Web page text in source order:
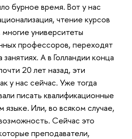
бурное время. Вот у нас
чтение курсов
многие университеты
профессоров, переходят
занятиях. А в Голландии конца
20 лет назад, эти
у нас сейчас. Уже тогда
писать квалификационные
языке. Или, во всяком случае,
Сейчас это
преподаватели,